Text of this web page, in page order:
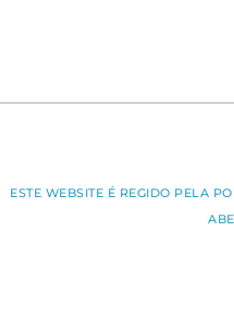
ESTE WEBSITE É REGIDO PELA